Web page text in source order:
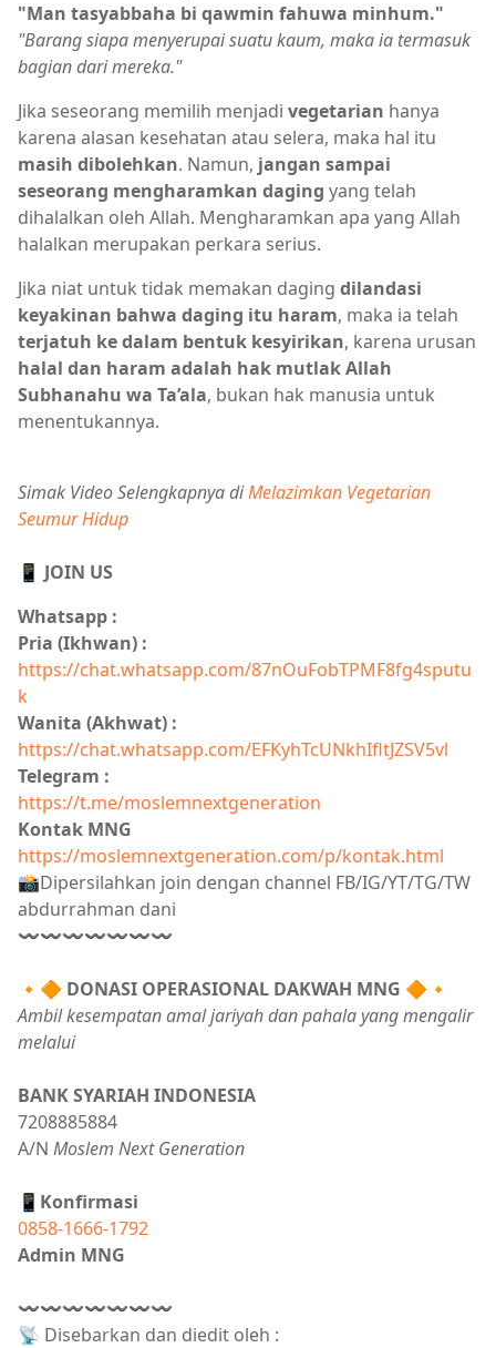
"Man tasyabbaha bi qawmin fahuwa minhum."
"Barang siapa menyerupai suatu kaum, maka ia termasuk
bagian dari mereka."
Jika seseorang memilih menjadi vegetarian hanya
karena alasan kesehatan atau selera, maka hal itu
masih dibolehkan. Namun, jangan sampai
seseorang mengharamkan daging yang telah
dihalalkan oleh Allah. Mengharamkan apa yang Allah
halalkan merupakan perkara serius.
Jika niat untuk tidak memakan daging dilandasi
keyakinan bahwa daging itu haram, maka ia telah
terjatuh ke dalam bentuk kesyirikan, karena urusan
halal dan haram adalah hak mutlak Allah
Subhanahu wa Ta’ala, bukan hak manusia untuk
menentukannya.
Simak Video Selengkapnya diMelazimkan Vegetarian
Seumur Hidup
📱 JOIN US
Whatsapp :
Pria (Ikhwan) :
https://chat.whatsapp.com/87nOuFobTPMF8fg4sputu
k
Wanita (Akhwat) :
https://chat.whatsapp.com/EFKyhTcUNkhIfltJZSV5vl
Telegram :
https://t.me/moslemnextgeneration
Kontak MNG
https://moslemnextgeneration.com/p/kontak.html
📸Dipersilahkan join dengan channel FB/IG/YT/TG/TW
abdurrahman dani
〰〰〰〰〰〰〰
🔸🔶 DONASI OPERASIONAL DAKWAH MNG 🔶🔸
Ambil kesempatan amal jariyah dan pahala yang mengalir
melalui
BANK SYARIAH INDONESIA
7208885884
A/N Moslem Next Generation
📱Konfirmasi
0858-1666-1792
Admin MNG
〰〰〰〰〰〰〰
📡 Disebarkan dan diedit oleh :